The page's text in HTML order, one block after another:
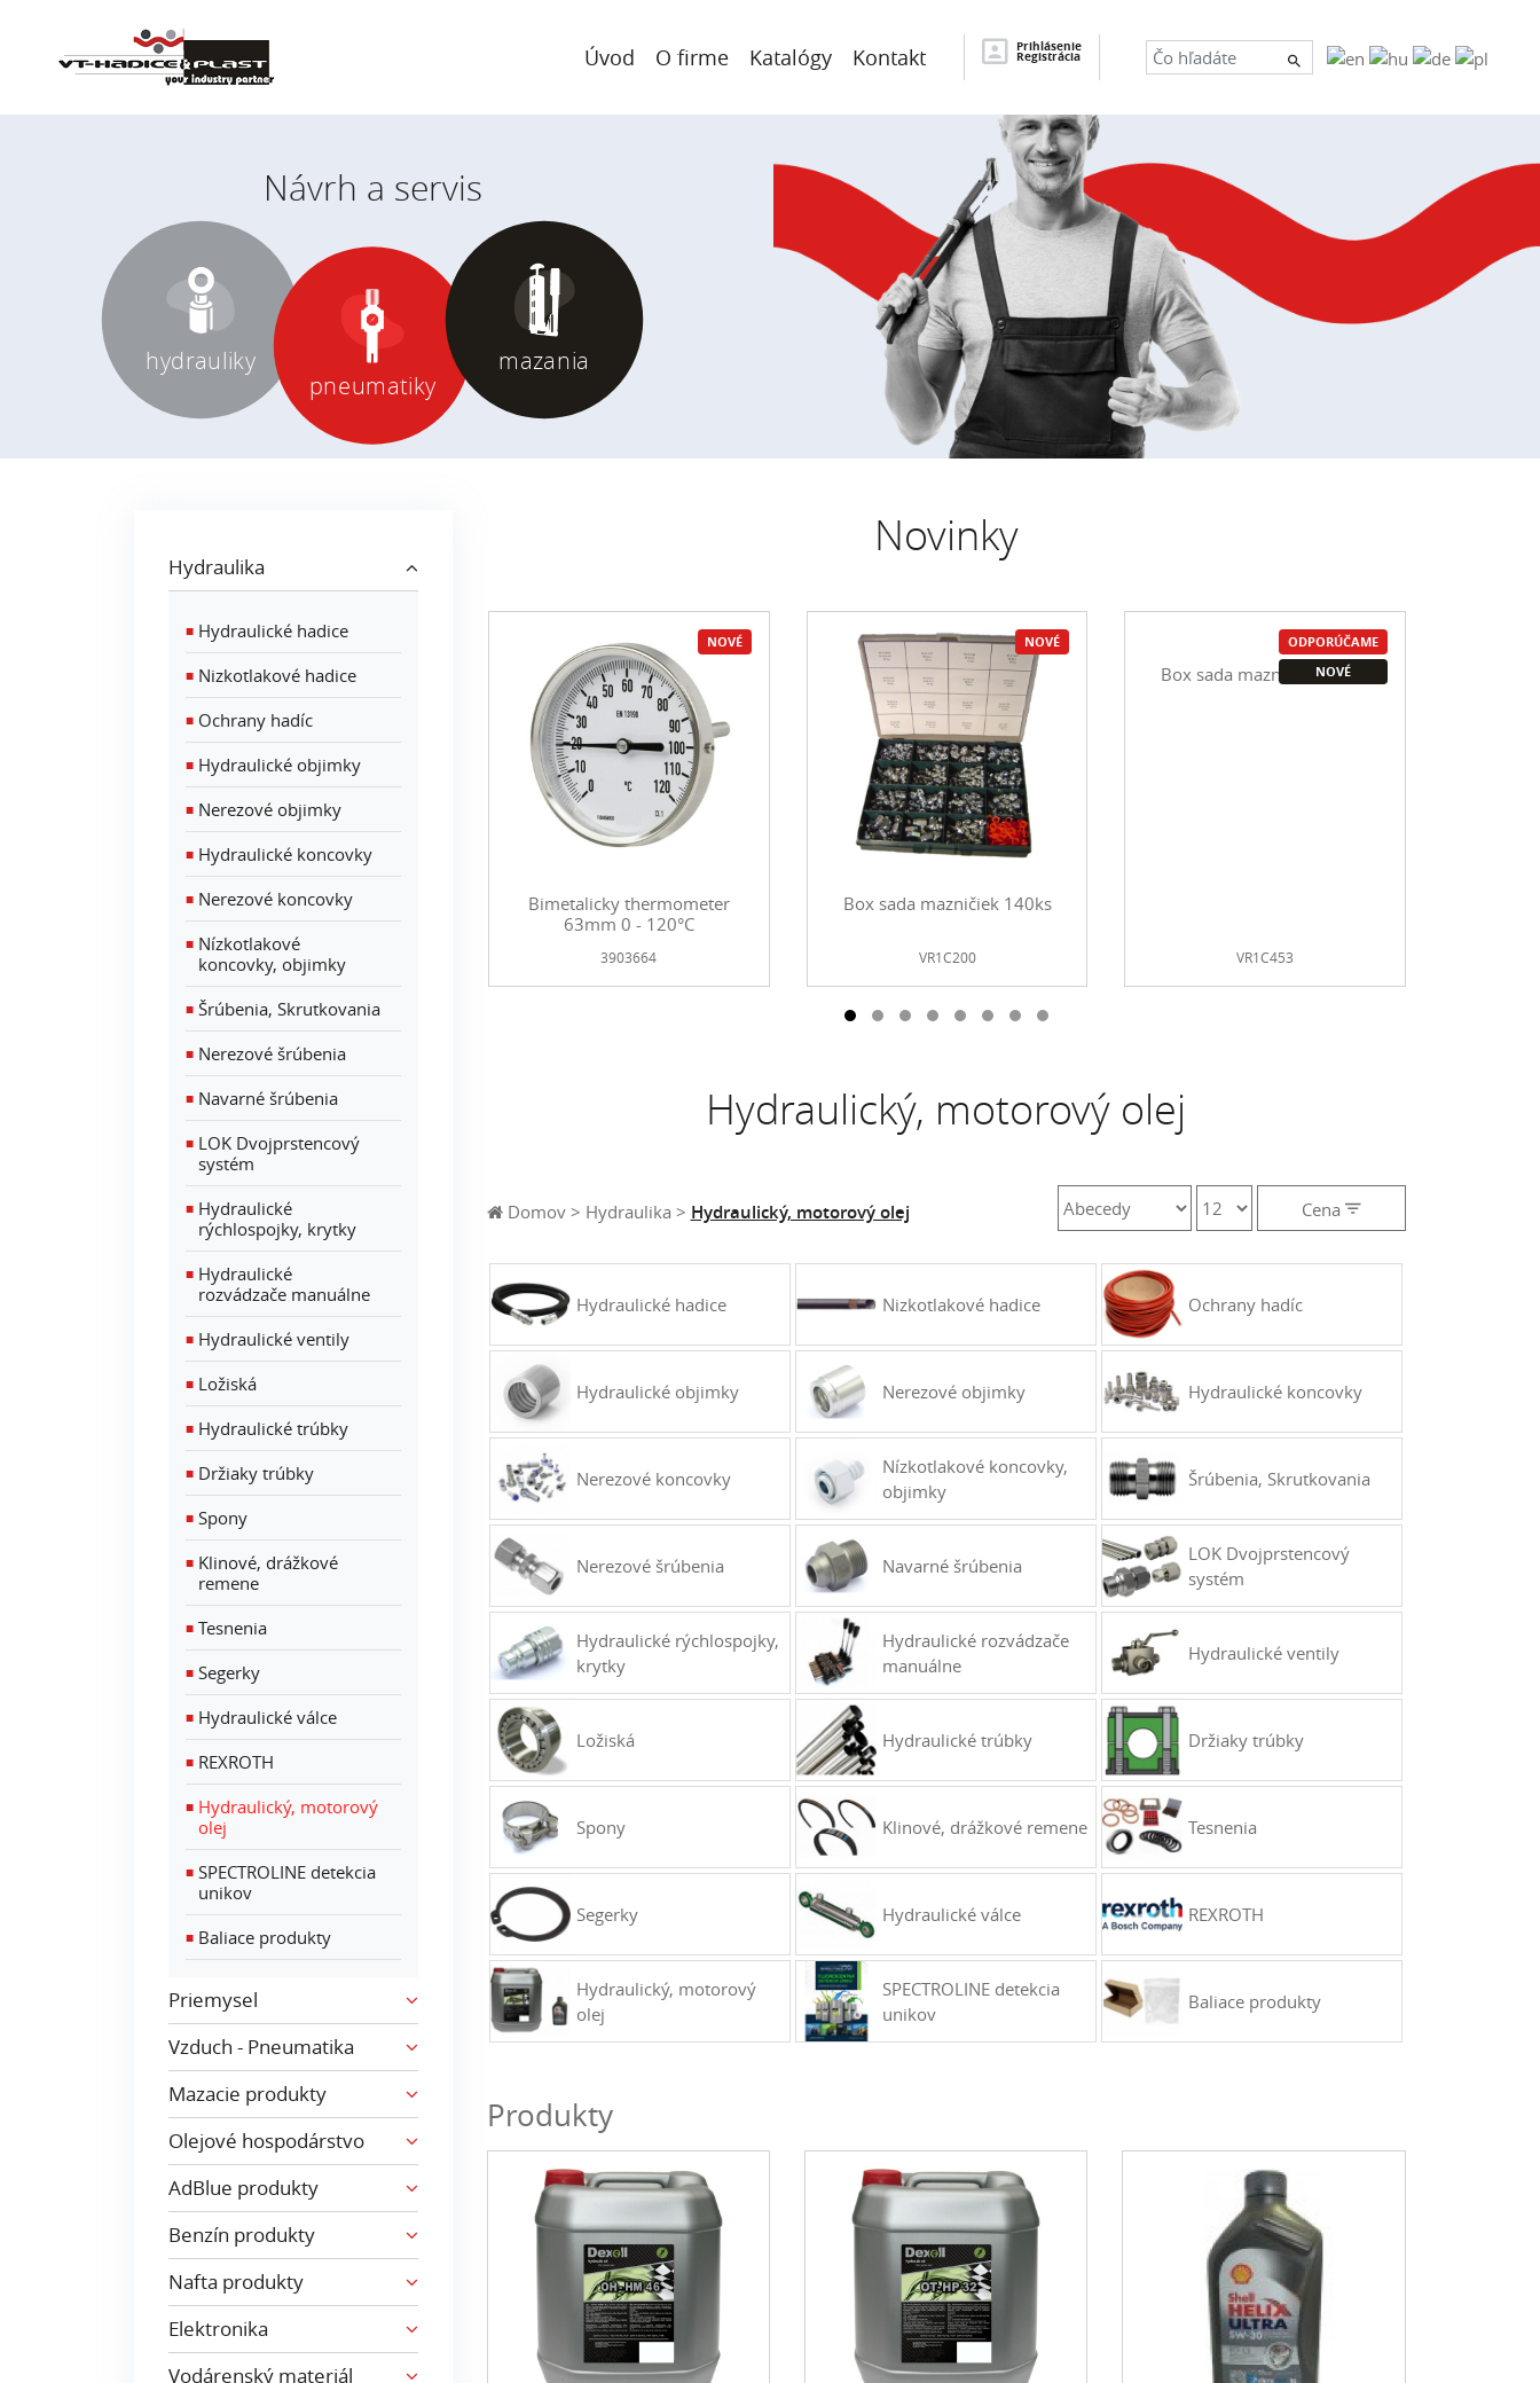
Úvod O firme Katalógy Kontakt Prihlásenie
Registrácia
Návrh a servis
hydrauliky
pneumatiky
mazania
Hydraulika
■ Hydraulické hadice
■ Nizkotlakové hadice
■ Ochrany hadíc
■ Hydraulické objimky
■ Nerezové objimky
■ Hydraulické koncovky
■ Nerezové koncovky
■ Nízkotlakové
koncovky, objimky
■ Šrúbenia, Skrutkovania
■ Nerezové šrúbenia
■ Navarné šrúbenia
■ LOK Dvojprstencový
systém
■ Hydraulické
rýchlospojky, krytky
■ Hydraulické
rozvádzače manuálne
■ Hydraulické ventily
■ Ložiská
■ Hydraulické trúbky
■ Držiaky trúbky
■ Spony
■ Klinové, drážkové
remene
■ Tesnenia
■ Segerky
■ Hydraulické válce
■ REXROTH
■ Hydraulický, motorový
olej
■ SPECTROLINE detekcia
unikov
■ Baliace produkty
Priemysel
Vzduch - Pneumatika
Mazacie produkty
Olejové hospodárstvo
AdBlue produkty
Benzín produkty
Nafta produkty
Elektronika
Vodárenský materiál
Novinky
ODPORÚČAME
Bezpečnostná 4 čeľusťová
maznička
V1141087
NOVÉ
Bimetalicky thermometer
63mm 0 - 120°C
3903664
NOVÉ
Box sada mazničiek 140ks
VR1C200
ODPORÚČAME
NOVÉ
VR1C453
Hydraulický, motorový olej
Domov Hydraulika Hydraulický, motorový olej
Cena
Hydraulické hadice Nizkotlakové hadice Ochrany hadíc
Hydraulické objimky Nerezové objimky Hydraulické koncovky
Nerezové koncovky
Nízkotlakové koncovky,
objimky
Šrúbenia, Skrutkovania
Nerezové šrúbenia Navarné šrúbenia
LOK Dvojprstencový
systém
Hydraulické rýchlospojky,
krytky
Hydraulické rozvádzače
manuálne
Hydraulické ventily
Ložiská Hydraulické trúbky Držiaky trúbky
Spony Klinové, drážkové remene Tesnenia
Segerky Hydraulické válce REXROTH
Hydraulický, motorový
olej
SPECTROLINE detekcia
unikov
Baliace produkty
Produkty